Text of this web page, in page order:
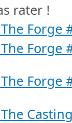
rater !
Forge
Forge
Forge